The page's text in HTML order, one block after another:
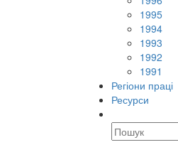
1995
1994
1993
1992
1991
Регіони праці
Ресурси